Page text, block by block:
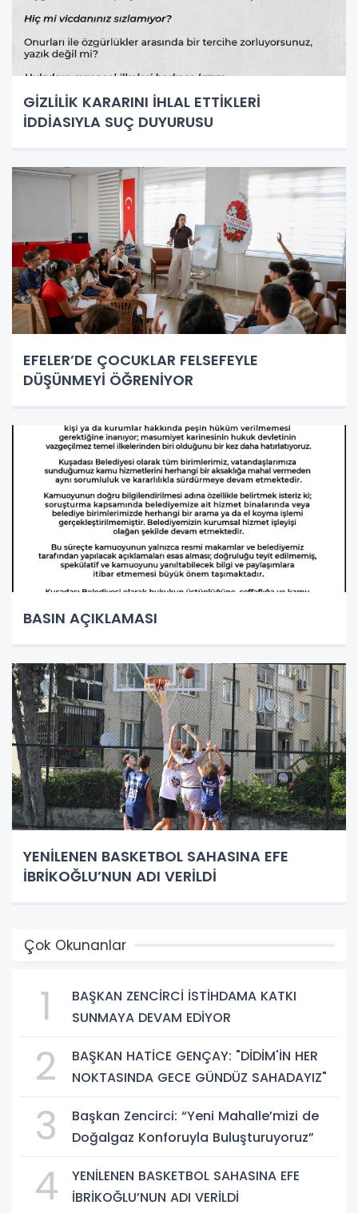
GİZLİLİK KARARINI İHLAL ETTİKLERİ
İDDİASIYLA SUÇ DUYURUSU
EFELER’DE ÇOCUKLAR FELSEFEYLE
DÜŞÜNMEYİ ÖĞRENİYOR
BASIN AÇIKLAMASI
YENİLENEN BASKETBOL SAHASINA EFE
İBRİKOĞLU’NUN ADI VERİLDİ
Çok Okunanlar
1
BAŞKAN ZENCİRCİ İSTİHDAMA KATKI
SUNMAYA DEVAM EDİYOR
2
BAŞKAN HATİCE GENÇAY: "DİDİM'İN HER
NOKTASINDA GECE GÜNDÜZ SAHADAYIZ"
3
Başkan Zencirci: “Yeni Mahalle’mizi de
Doğalgaz Konforuyla Buluşturuyoruz”
4
YENİLENEN BASKETBOL SAHASINA EFE
İBRİKOĞLU’NUN ADI VERİLDİ